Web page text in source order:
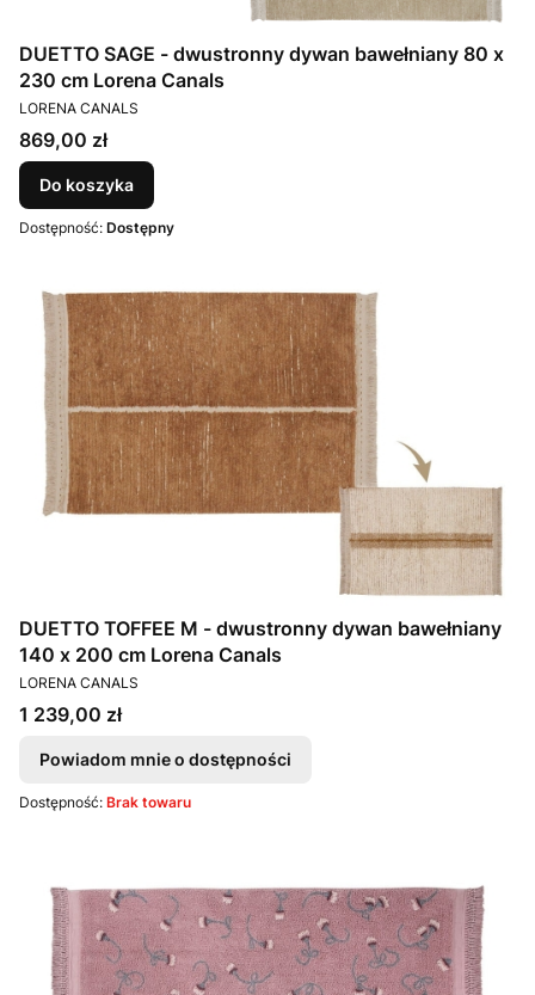
DUETTO SAGE - dwustronny dywan bawełniany 80 x
230 cm Lorena Canals
PRODUCENT
LORENA CANALS
Cena
869,00 zł
Do koszyka
Dostępność: Dostępny
DUETTO TOFFEE M - dwustronny dywan bawełniany
140 x 200 cm Lorena Canals
PRODUCENT
LORENA CANALS
Cena
1 239,00 zł
Powiadom mnie o dostępności
Dostępność: Brak towaru